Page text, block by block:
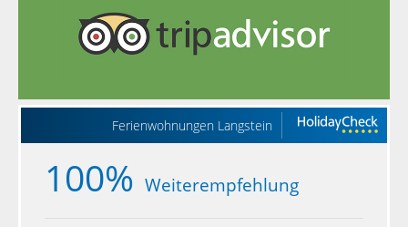
Ferienwohnungen Langstein
100% Weiterempfehlung